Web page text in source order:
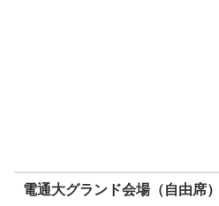
電通大グランド会場（自由席）